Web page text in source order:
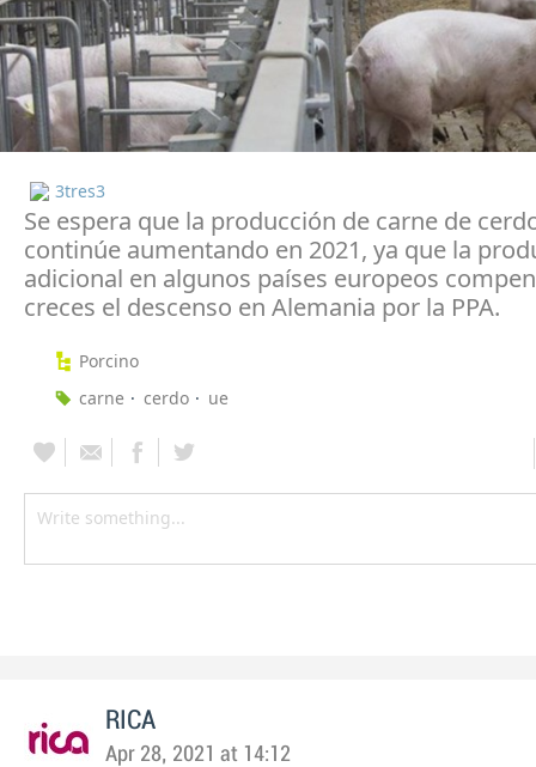
3tres3
Se espera que la producción de carne de
continúe aumentando en 2021, ya que la
adicional en algunos países europeos
creces el descenso en Alemania por la PPA.
Porcino
carne
cerdo ue
RICA
Apr 28, 2021 at 14:12